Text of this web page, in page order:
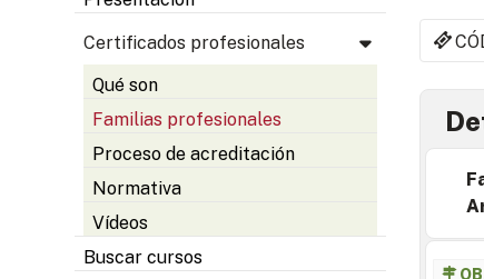
Certificados profesionales
Qué son
Familias profesionales
Proceso de acreditación
Normativa
Vídeos
Buscar cursos